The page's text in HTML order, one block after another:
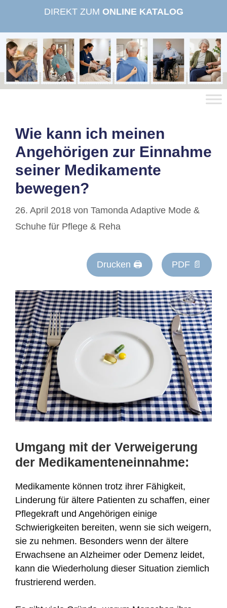
springen
DIREKT ZUM ONLINE KATALOG
Wie kann ich meinen
Angehörigen zur Einnahme
seiner Medikamente
bewegen?
26. April 2018 von Tamonda Adaptive Mode &
Schuhe für Pflege & Reha
Drucken 🖨 PDF 📄
Umgang mit der Verweigerung
der Medikamenteneinnahme:
Medikamente können trotz ihrer Fähigkeit,
Linderung für ältere Patienten zu schaffen, einer
Pflegekraft und Angehörigen einige
Schwierigkeiten bereiten, wenn sie sich weigern,
sie zu nehmen. Besonders wenn der ältere
Erwachsene an Alzheimer oder Demenz leidet,
kann die Wiederholung dieser Situation ziemlich
frustrierend werden.